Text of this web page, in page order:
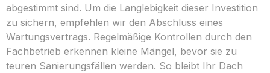
abgestimmt sind. Um die Langlebigkeit dieser Investition
zu sichern, empfehlen wir den Abschluss eines
Wartungsvertrags. Regelmäßige Kontrollen durch den
Fachbetrieb erkennen kleine Mängel, bevor sie zu
teuren Sanierungsfällen werden. So bleibt Ihr Dach